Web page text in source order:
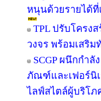
หนุนด้วยรายได้ที่
TPL ปรับโครง
วงจร พร้อมเสริม
SCGP ผนึกกำ
ภัณฑ์และเฟอร์นิ
ไลฟ์สไตล์ผู้บริโภ